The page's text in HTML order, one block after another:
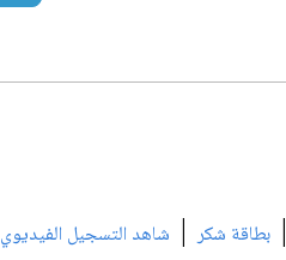
| بطاقة شكر| شاهد التسجيل الفيديوي